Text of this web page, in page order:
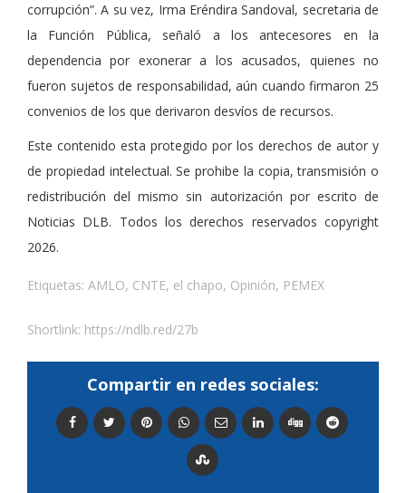
corrupción”. A su vez, Irma Eréndira Sandoval, secretaria de
la Función Pública, señaló a los antecesores en la
dependencia por exonerar a los acusados, quienes no
fueron sujetos de responsabilidad, aún cuando firmaron 25
convenios de los que derivaron desvíos de recursos.
Este contenido esta protegido por los derechos de autor y
de propiedad intelectual. Se prohibe la copia, transmisión o
redistribución del mismo sin autorización por escrito de
Noticias DLB. Todos los derechos reservados copyright
2026.
Etiquetas: AMLO, CNTE, el chapo, Opinión, PEMEX
Shortlink: https://ndlb.red/27b
Compartir en redes sociales: